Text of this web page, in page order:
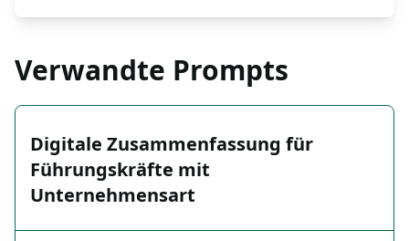
Verwandte Prompts
Digitale Zusammenfassung für
Führungskräfte mit
Unternehmensart